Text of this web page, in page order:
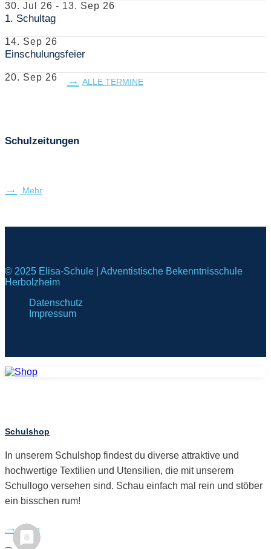
30. Jul 26 - 13. Sep 26
1. Schultag
14. Sep 26
Einschulungsfeier
20. Sep 26 ALLE TERMINE
Schulzeitungen
Mehr
© 2025 Elisa-Schule | Adventistische Bekenntnisschule
Herbolzheim
Datenschutz
Impressum
Schulshop
In unserem Schulshop findest du diverse attraktive und
hochwertige Textilien und Utensilien, die mit unserem
Schullogo versehen sind. Schau einfach mal rein und stöber
ein bisschen rum!
Shop